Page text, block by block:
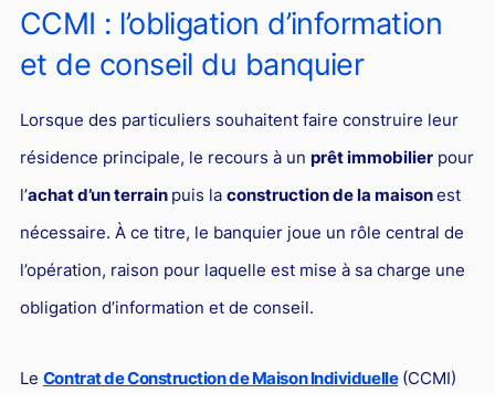
Communication et nouvelles technologies
Grande entreprise
Transport
Droit et Fiscalité du marché de l'Art
CCMI : l’obligation d’information
et de conseil du banquier
Lorsque des particuliers souhaitent faire construire leur
résidence principale, le recours à un prêt immobilierpour
l’achat d’un terrain puis la construction de la maisonest
nécessaire. À ce titre, le banquier joue un rôle central de
l’opération, raison pour laquelle est mise à sa charge une
obligation d’information et de conseil.
Le Contrat de Construction de Maison Individuelle(CCMI)